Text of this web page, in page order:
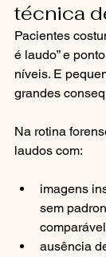
técnica
Pacientes
é laudo” e
níveis. E
grandes
Na rotina
laudos com:
imagens
sem
ausência